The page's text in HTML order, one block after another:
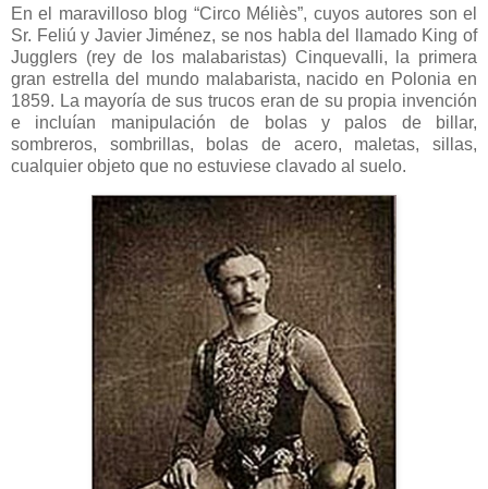
En el maravilloso blog “Circo Méliès”, cuyos autores son el
Sr. Feliú y Javier Jiménez, se nos habla del llamado King of
Jugglers (rey de los malabaristas) Cinquevalli, la primera
gran estrella del mundo malabarista, nacido en Polonia en
1859. La mayoría de sus trucos eran de su propia invención
e incluían manipulación de bolas y palos de billar,
sombreros, sombrillas, bolas de acero, maletas, sillas,
cualquier objeto que no estuviese clavado al suelo.